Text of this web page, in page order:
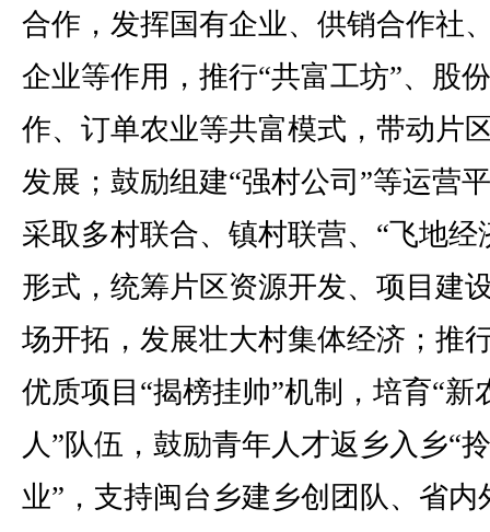
合作，发挥国有企业、供销合作社
企业等作用，推行“共富工坊”、股
作、订单农业等共富模式，带动片
发展；鼓励组建“强村公司”等运营
采取多村联合、镇村联营、“飞地经
形式，统筹片区资源开发、项目建
场开拓，发展壮大村集体经济；推
优质项目“揭榜挂帅”机制，培育“新
人”队伍，鼓励青年人才返乡入乡“
业”，支持闽台乡建乡创团队、省内